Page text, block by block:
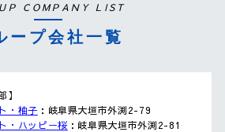
COMPANY LIST
ープ会社一覧
】
・柚子 ：岐阜県大垣市外渕2-79
・ハッピー桜 ：岐阜県大垣市外渕2-81